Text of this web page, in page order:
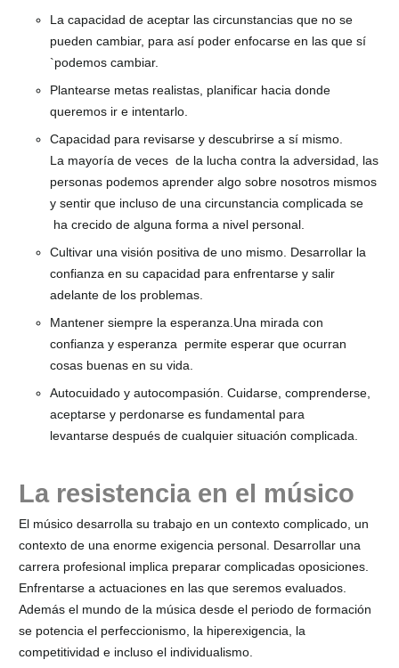
La capacidad de aceptar las circunstancias que no se
pueden cambiar, para así poder enfocarse en las que sí
`podemos cambiar.
Plantearse metas realistas, planificar hacia donde
queremos ir e intentarlo.
Capacidad para revisarse y descubrirse a sí mismo.
La mayoría de veces de la lucha contra la adversidad, las
personas podemos aprender algo sobre nosotros mismos
y sentir que incluso de una circunstancia complicada se
ha crecido de alguna forma a nivel personal.
Cultivar una visión positiva de uno mismo. Desarrollar la
confianza en su capacidad para enfrentarse y salir
adelante de los problemas.
Mantener siempre la esperanza.Una mirada con
confianza y esperanza permite esperar que ocurran
cosas buenas en su vida.
Autocuidado y autocompasión. Cuidarse, comprenderse,
aceptarse y perdonarse es fundamental para
levantarse después de cualquier situación complicada.
La resistencia en el músico
El músico desarrolla su trabajo en un contexto complicado, un
contexto de una enorme exigencia personal. Desarrollar una
carrera profesional implica preparar complicadas oposiciones.
Enfrentarse a actuaciones en las que seremos evaluados.
Además el mundo de la música desde el periodo de formación
se potencia el perfeccionismo, la hiperexigencia, la
competitividad e incluso el individualismo.